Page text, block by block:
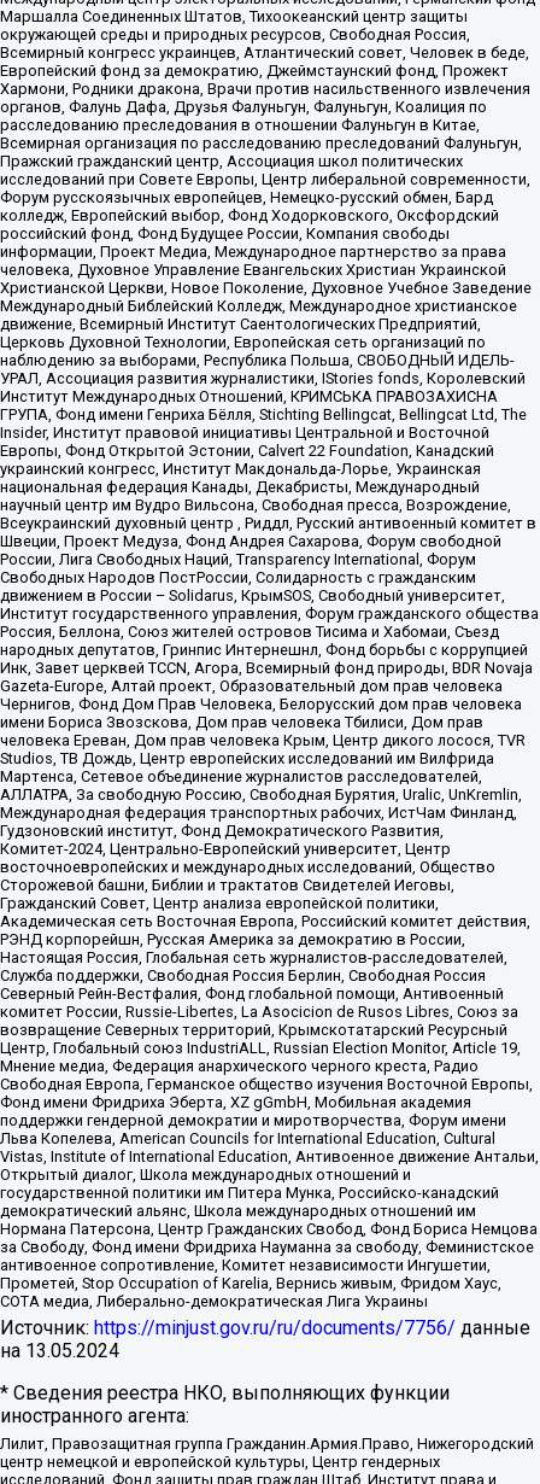
Маршалла Соединенных Штатов, Тихоокеанский центр защиты
окружающей среды и природных ресурсов, Свободная Россия,
Всемирный конгресс украинцев, Атлантический совет, Человек в беде,
Европейский фонд за демократию, Джеймстаунский фонд, Прожект
Хармони, Родники дракона, Врачи против насильственного извлечения
органов, Фалунь Дафа, Друзья Фалуньгун, Фалуньгун, Коалиция по
расследованию преследования в отношении Фалуньгун в Китае,
Всемирная организация по расследованию преследований Фалуньгун,
Пражский гражданский центр, Ассоциация школ политических
исследований при Совете Европы, Центр либеральной современности,
Форум русскоязычных европейцев, Немецко-русский обмен, Бард
колледж, Европейский выбор, Фонд Ходорковского, Оксфордский
российский фонд, Фонд Будущее России, Компания свободы
информации, Проект Медиа, Международное партнерство за права
человека, Духовное Управление Евангельских Христиан Украинской
Христианской Церкви, Новое Поколение, Духовное Учебное Заведение
Международный Библейский Колледж, Международное христианское
движение, Всемирный Институт Саентологических Предприятий,
Церковь Духовной Технологии, Европейская сеть организаций по
наблюдению за выборами, Республика Польша, СВОБОДНЫЙ ИДЕЛЬ-
УРАЛ, Ассоциация развития журналистики, IStories fonds, Королевский
Институт Международных Отношений, КРИМСЬКА ПРАВОЗАХИСНА
ГРУПА, Фонд имени Генриха Бёлля, Stichting Bellingcat, Bellingcat Ltd, The
Insider, Институт правовой инициативы Центральной и Восточной
Европы, Фонд Открытой Эстонии, Calvert 22 Foundation, Канадский
украинский конгресс, Институт Макдональда-Лорье, Украинская
национальная федерация Канады, Декабристы, Международный
научный центр им Вудро Вильсона, Свободная пресса, Возрождение,
Всеукраинский духовный центр , Риддл, Русский антивоенный комитет в
Швеции, Проект Медуза, Фонд Андрея Сахарова, Форум свободной
России, Лига Свободных Наций, Transparеncy International, Форум
Свободных Народов ПостРоссии, Солидарность с гражданским
движением в России – Solidarus, КрымSOS, Свободный университет,
Институт государственного управления, Форум гражданского общества
Россия, Беллона, Союз жителей островов Тисима и Хабомаи, Съезд
народных депутатов, Гринпис Интернешнл, Фонд борьбы с коррупцией
Инк, Завет церквей TCCN, Агора, Всемирный фонд природы, BDR Novaja
Gazeta-Europe, Алтай проект, Образовательный дом прав человека
Чернигов, Фонд Дом Прав Человека, Белорусский дом прав человека
имени Бориса Звозскова, Дом прав человека Тбилиси, Дом прав
человека Ереван, Дом прав человека Крым, Центр дикого лосося, TVR
Studios, ТВ Дождь, Центр европейских исследований им Вилфрида
Мартенса, Сетевое объединение журналистов расследователей,
АЛЛАТРА, За свободную Россию, Свободная Бурятия, Uralic, UnKremlin,
Международная федерация транспортных рабочих, ИстЧам Финланд,
Гудзоновский институт, Фонд Демократического Развития,
Комитет-2024, Центрально-Европейский университет, Центр
восточноевропейских и международных исследований, Общество
Сторожевой башни, Библии и трактатов Свидетелей Иеговы,
Гражданский Совет, Центр анализа европейской политики,
Академическая сеть Восточная Европа, Российский комитет действия,
РЭНД корпорейшн, Русская Америка за демократию в России,
Настоящая Россия, Глобальная сеть журналистов-расследователей,
Служба поддержки, Свободная Россия Берлин, Свободная Россия
Северный Рейн-Вестфалия, Фонд глобальной помощи, Антивоенный
комитет России, Russie-Libertes, La Asocicion de Rusos Libres, Союз за
возвращение Северных территорий, Крымскотатарский Ресурсный
Центр, Глобальный союз IndustriALL, Russian Election Monitor, Article 19,
Мнение медиа, Федерация анархического черного креста, Радио
Свободная Европа, Германское общество изучения Восточной Европы,
Фонд имени Фридриха Эберта, XZ gGmbH, Мобильная академия
поддержки гендерной демократии и миротворчества, Форум имени
Льва Копелева, American Councils for International Education, Cultural
Vistas, Institute of International Education, Антивоенное движение Антальи,
Открытый диалог, Школа международных отношений и
государственной политики им Питера Мунка, Российско-канадский
демократический альянс, Школа международных отношений им
Нормана Патерсона, Центр Гражданских Свобод, Фонд Бориса Немцова
за Свободу, Фонд имени Фридриха Науманна за свободу, Феминистское
антивоенное сопротивление, Комитет независимости Ингушетии,
Прометей, Stop Occupation of Karelia, Вернись живым, Фридом Хаус,
СОТА медиа, Либерально-демократическая Лига Украины
Источник: https://minjust.gov.ru/ru/documents/7756/ данные
на 13.05.2024
* Сведения реестра НКО, выполняющих функции
иностранного агента:
Лилит, Правозащитная группа Гражданин.Армия.Право, Нижегородский
центр немецкой и европейской культуры, Центр гендерных
исследований, Фонд защиты прав граждан Штаб, Институт права и